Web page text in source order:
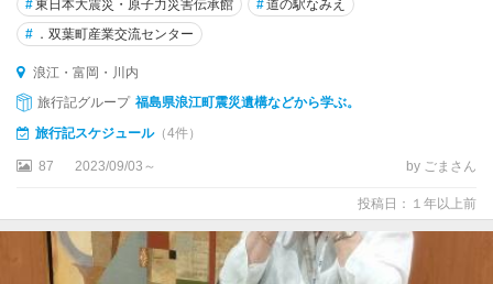
#東日本大震災・原子力災害伝承館 #道の駅なみえ
# ．双葉町産業交流センター
浪江・富岡・川内
旅行記グループ 福島県浪江町震災遺構などから学ぶ。
旅行記スケジュール（4件）
87 2023/09/03～ by ごまさん
投稿日：１年以上前